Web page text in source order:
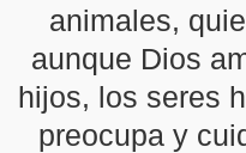
animales,
aunque Dios
hijos, los seres
preocupa y